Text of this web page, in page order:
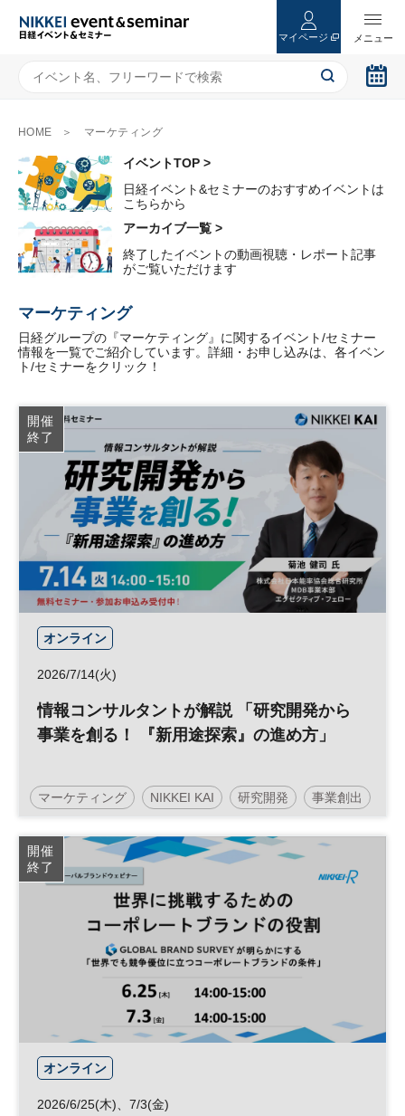
マイページ
HOME マーケティング
イベントTOP >
日経イベント&セミナーのおすすめイベントは
こちらから
アーカイブ一覧 >
終了したイベントの動画視聴・レポート記事
がご覧いただけます
マーケティング
日経グループの『マーケティング』に関するイベント/セミナー
情報を一覧でご紹介しています。詳細・お申し込みは、各イベン
ト/セミナーをクリック！
開催
終了
オンライン
2026/7/14(火)
情報コンサルタントが解説 「研究開発から
事業を創る！ 『新用途探索』の進め方」
マーケティング NIKKEI KAI 研究開発 事業創出
事業開発
参加無料
開催
終了
オンライン
2026/6/25(木)、7/3(金)